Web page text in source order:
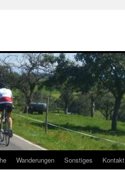
Wanderungen Sonstiges Kontakt